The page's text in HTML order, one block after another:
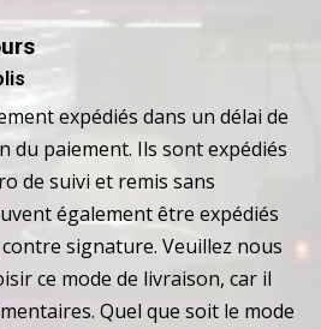
expédiés dans un délai de
du paiement. Ils sont expédiés
de suivi et remis sans
également être expédiés
signature. Veuillez nous
ce mode de livraison, car il
Quel que soit le mode